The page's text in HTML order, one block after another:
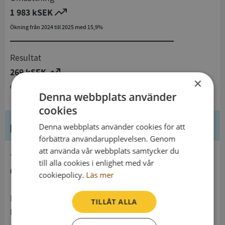
1 983 kSEK
Ökning från 2024 till 2025 med 15,9%
Resultat
269 kSEK
Ökning från 2024 till 2025 med 37,9%
Kontaktuppgifter
0708626338
Råda Portar 14
×
Denna webbplats använder
cookies
Denna webbplats använder cookies för att
förbättra användarupplevelsen. Genom
att använda vår webbplats samtycker du
till alla cookies i enlighet med vår
cookiepolicy. Läs mer
TILLÅT ALLA